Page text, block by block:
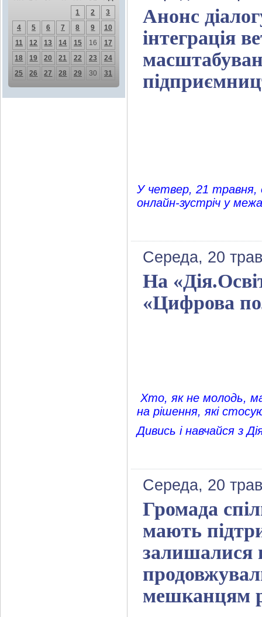
1
2
3
4
5 6 7 8 9
10
11
12 13 14 15 16
17
18
19 20 21 22 23
24
25
26 27 28 29 30 31
Анонс
інтеграція
У четвер, 21 травня,
онлайн-зустріч у
Середа, 20
На
«Цифрова
Хто, як не молодь,
на рішення, які
Дивись і навчайся з
Середа, 20
Громада
мають
залишалися
мешканцям